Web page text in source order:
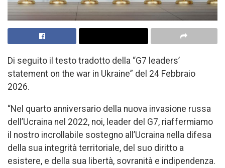
Di seguito il testo tradotto della “G7 leaders’
statement on the war in Ukraine” del 24 Febbraio
2026.
“Nel quarto anniversario della nuova invasione russa
dell’Ucraina nel 2022, noi, leader del G7, riaffermiamo
il nostro incrollabile sostegno all’Ucraina nella difesa
della sua integrità territoriale, del suo diritto a
esistere, e della sua libertà, sovranità e indipendenza.